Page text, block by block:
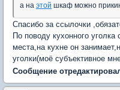
а на этой шкаф можно
Спасибо за ссылочки
По поводу кухонного
места,на кухне он
уголки(моё субъективное
Сообщение